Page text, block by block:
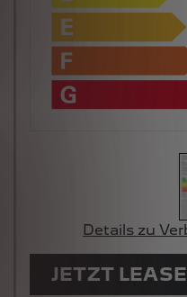
Details zu
JETZT